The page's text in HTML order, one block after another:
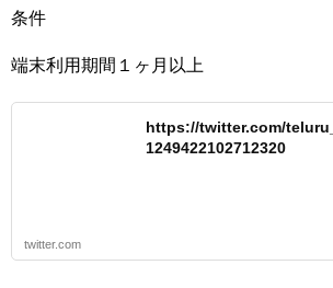
条件
端末利用期間１ヶ月以上
https://twitter.com/
1249422102712320
twitter.com